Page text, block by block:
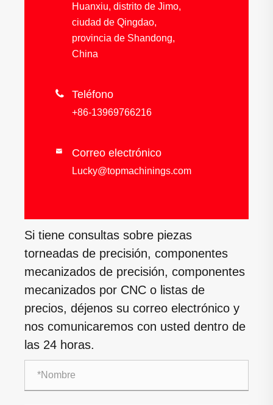
Huanxiu, distrito de Jimo,
ciudad de Qingdao,
provincia de Shandong,
China
 Teléfono
+86-13969766216
 Correo electrónico
Lucky@topmachinings.com
Si tiene consultas sobre piezas
torneadas de precisión, componentes
mecanizados de precisión, componentes
mecanizados por CNC o listas de
precios, déjenos su correo electrónico y
nos comunicaremos con usted dentro de
las 24 horas.